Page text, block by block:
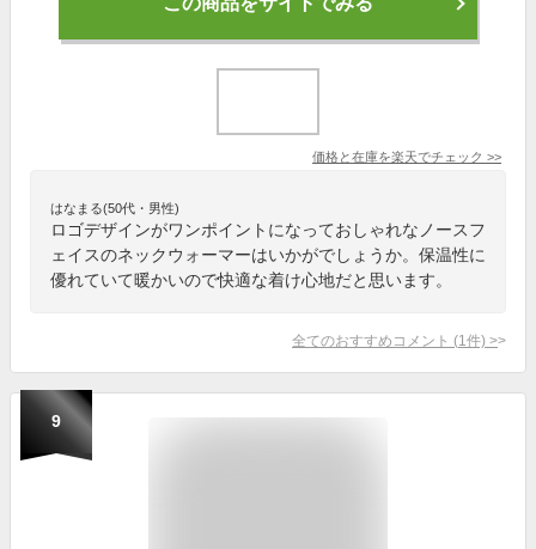
価格と在庫を楽天でチェック >>
はなまる(50代・男性)
ロゴデザインがワンポイントになっておしゃれなノースフ
ェイスのネックウォーマーはいかがでしょうか。保温性に
優れていて暖かいので快適な着け心地だと思います。
全てのおすすめコメント (1 件) >
9